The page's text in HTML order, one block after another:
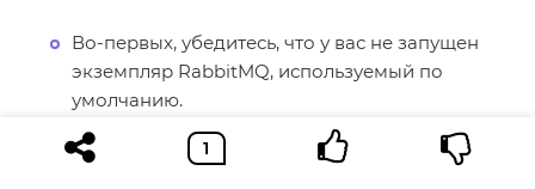
Во-первых, убедитесь, что у вас не запущен
экземпляр RabbitMQ, используемый по
умолчанию.